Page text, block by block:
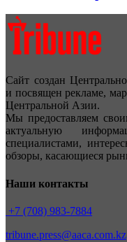
Сайт создан
и посвящен рекламе,
Центральной Азии.
Мы предоставляем
актуальную
специалистами,
обзоры, касающиеся
Наши контакты
+7 (708) 983-7884
tribune.press@aaca.com.kz